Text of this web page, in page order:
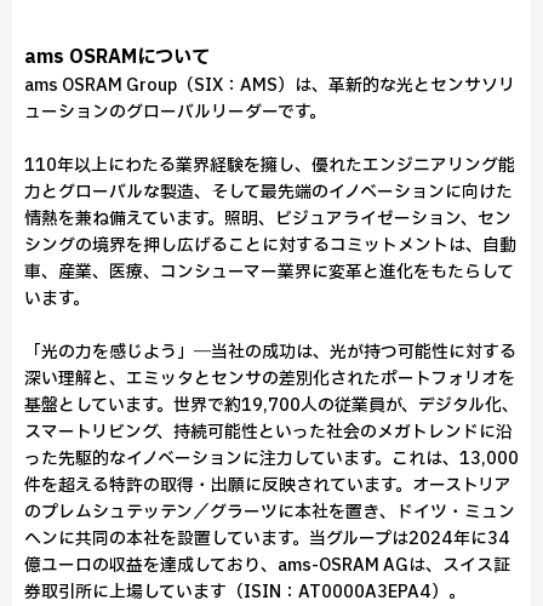
ams OSRAMについて
ams OSRAM Group（SIX：AMS）は、革新的な光とセンサソリ
ューションのグローバルリーダーです。
110年以上にわたる業界経験を擁し、優れたエンジニアリング能
力とグローバルな製造、そして最先端のイノベーションに向けた
情熱を兼ね備えています。照明、ビジュアライゼーション、セン
シングの境界を押し広げることに対するコミットメントは、自動
車、産業、医療、コンシューマー業界に変革と進化をもたらして
います。
「光の力を感じよう」―当社の成功は、光が持つ可能性に対する
深い理解と、エミッタとセンサの差別化されたポートフォリオを
基盤としています。世界で約19,700人の従業員が、デジタル化、
スマートリビング、持続可能性といった社会のメガトレンドに沿
った先駆的なイノベーションに注力しています。これは、13,000
件を超える特許の取得・出願に反映されています。オーストリア
のプレムシュテッテン／グラーツに本社を置き、ドイツ・ミュン
ヘンに共同の本社を設置しています。当グループは2024年に34
億ユーロの収益を達成しており、ams-OSRAM AGは、スイス証
券取引所に上場しています（ISIN：AT0000A3EPA4）。